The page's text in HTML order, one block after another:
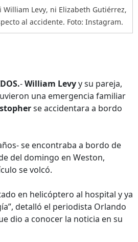
William Levy, ni Elizabeth Gutiérrez,
al accidente. Foto: Instagram.
-William Levyy su pareja,
una emergencia familiar
se accidentara a bordo
se encontraba a bordo de
del domingo en Weston,
se volcó.
en helicóptero al hospital y ya
detalló el periodista Orlando
dio a conocer la noticia en su